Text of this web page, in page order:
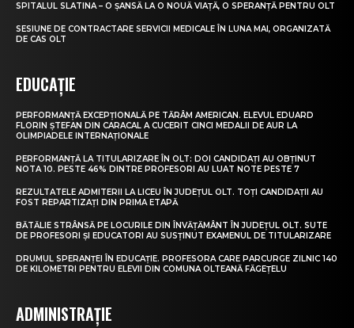
SPITALUL SLATINA – O ȘANSĂ LA O NOUĂ VIAȚĂ, O SPERANȚĂ PENTRU OLT
SESIUNE DE CONTRACTARE SERVICII MEDICALE ÎN LUNA MAI, ORGANIZATĂ
DE CAS OLT
EDUCAȚIE
PERFORMANȚĂ EXCEPȚIONALĂ PE TĂRÂM AMERICAN. ELEVUL EDUARD
FLORIN ȘTEFAN DIN CARACAL A CUCERIT CINCI MEDALII DE AUR LA
OLIMPIADELE INTERNAȚIONALE
PERFORMANȚĂ LA TITULARIZARE ÎN OLT: DOI CANDIDAȚI AU OBȚINUT
NOTA 10. PESTE 46% DINTRE PROFESORI AU LUAT NOTE PESTE 7
REZULTATELE ADMITERII LA LICEU ÎN JUDEȚUL OLT. TOȚI CANDIDAȚII AU
FOST REPARTIZAȚI DIN PRIMA ETAPĂ
BĂTĂLIE STRÂNSĂ PE LOCURILE DIN ÎNVĂȚĂMÂNT ÎN JUDEȚUL OLT. SUTE
DE PROFESORI ȘI EDUCATORI AU SUSȚINUT EXAMENUL DE TITULARIZARE
DRUMUL SPERANȚEI ÎN EDUCAȚIE. PROFESORA CARE PARCURGE ZILNIC 140
DE KILOMETRI PENTRU ELEVII DIN COMUNA OLTEANĂ FĂGEȚELU
ADMINISTRAȚIE